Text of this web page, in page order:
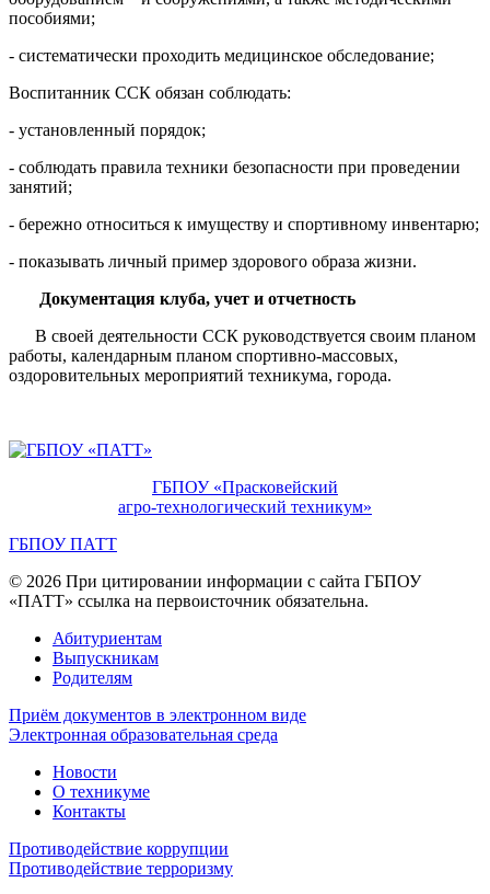
пособиями;
- систематически проходить медицинское обследование;
Воспитанник ССК обязан соблюдать:
- установленный порядок;
- соблюдать правила техники безопасности при проведении
занятий;
- бережно относиться к имуществу и спортивному инвентарю;
- показывать личный пример здорового образа жизни.
Документация клуба, учет и отчетность
В своей деятельности ССК руководствуется своим планом
работы, календарным планом спортивно-массовых,
оздоровительных мероприятий техникума, города.
ГБПОУ «Прасковейский
агро-технологический техникум»
ГБПОУ ПАТТ
© 2026 При цитировании информации с сайта ГБПОУ
«ПАТТ» ссылка на первоисточник обязательна.
Абитуриентам
Выпускникам
Родителям
Приём документов в электронном виде
Электронная образовательная среда
Новости
О техникуме
Контакты
Противодействие коррупции
Противодействие терроризму